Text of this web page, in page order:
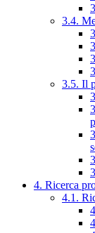
3.4.
3.5. Il
4. Ricerca
4.1.